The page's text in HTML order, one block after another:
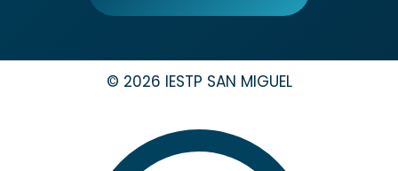
© 2026 IESTP SAN MIGUEL